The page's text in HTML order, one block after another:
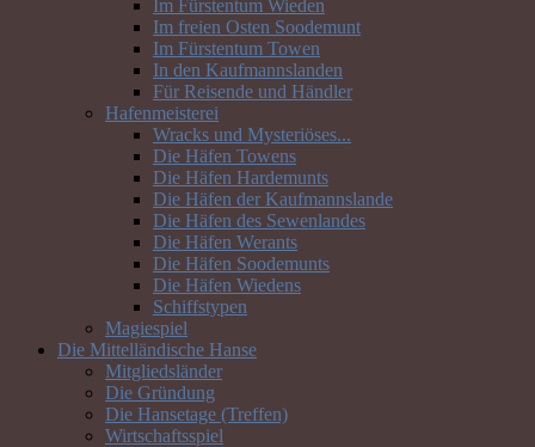
Im Fürstentum Wieden
Im freien Osten Soodemunt
Im Fürstentum Towen
In den Kaufmannslanden
Für Reisende und Händler
Hafenmeisterei
Wracks und Mysteriöses...
Die Häfen Towens
Die Häfen Hardemunts
Die Häfen der Kaufmannslande
Die Häfen des Sewenlandes
Die Häfen Werants
Die Häfen Soodemunts
Die Häfen Wiedens
Schiffstypen
Magiespiel
Die Mittelländische Hanse
Mitgliedsländer
Die Gründung
Die Hansetage (Treffen)
Wirtschaftsspiel